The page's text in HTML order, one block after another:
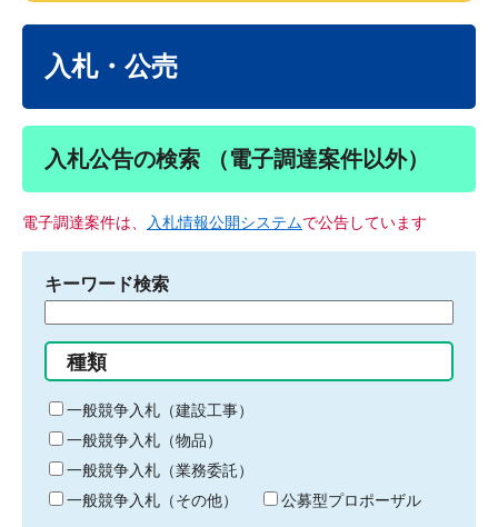
入札・公売
入札公告の検索 （電子調達案件以外）
電子調達案件は、 入札情報公開システムで公告しています
キーワード検索
る
キ
ー
ワ
ー
ド
種類
一般競争入札（建設工事）
一般競争入札（物品）
一般競争入札（業務委託）
一般競争入札（その他）
公募型プロポーザル